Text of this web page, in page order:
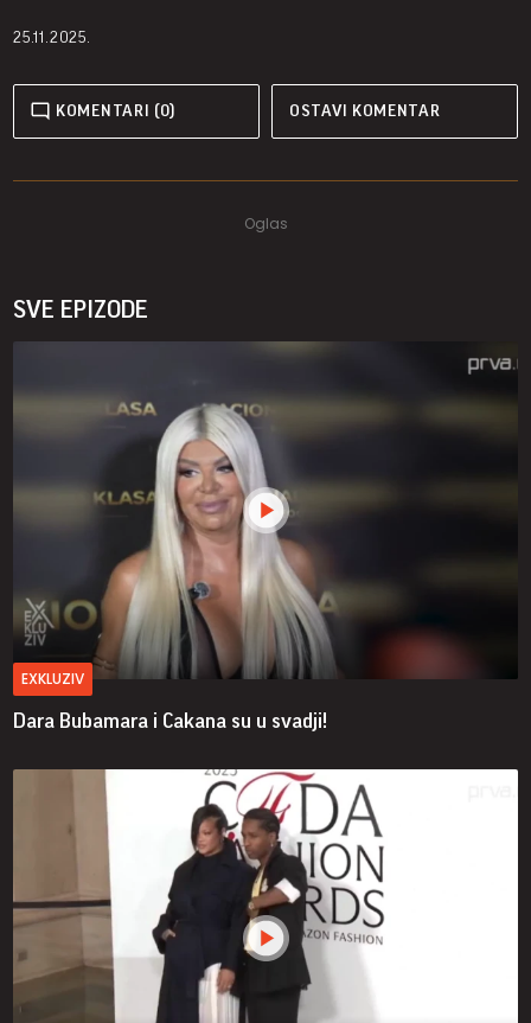
25.11.2025.
KOMENTARI (0) OSTAVI KOMENTAR
SVE EPIZODE
EXKLUZIV
Dara Bubamara i Cakana su u svadji!